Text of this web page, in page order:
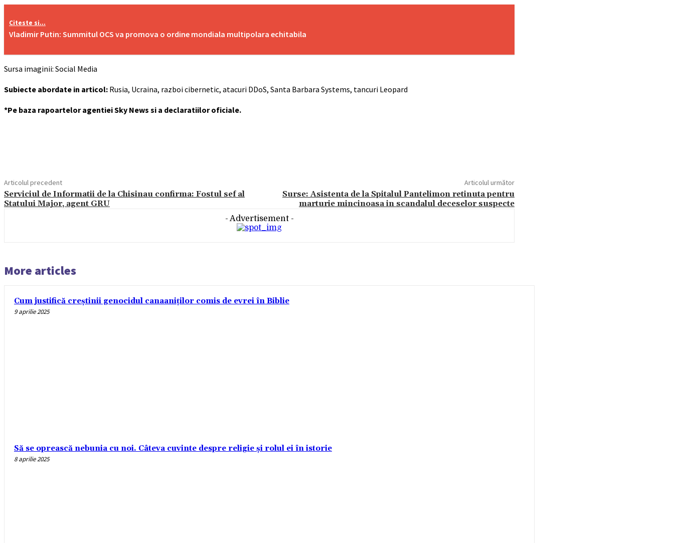
Citeste si...
Vladimir Putin: Summitul OCS va promova o ordine mondiala multipolara echitabila
Sursa imaginii: Social Media
Subiecte abordate in articol: Rusia, Ucraina, razboi cibernetic, atacuri DDoS, Santa Barbara Systems, tancuri Leopard
*Pe baza rapoartelor agentiei Sky News si a declaratiilor oficiale.
Articolul precedent
Serviciul de Informatii de la Chisinau confirma: Fostul sef al
Statului Major, agent GRU
Articolul următor
Surse: Asistenta de la Spitalul Pantelimon retinuta pentru
marturie mincinoasa in scandalul deceselor suspecte
- Advertisement -
More articles
Cum justifică creștinii genocidul canaaniților comis de evrei în Biblie
9 aprilie 2025
Să se oprească nebunia cu noi. Câteva cuvinte despre religie și rolul ei în istorie
8 aprilie 2025